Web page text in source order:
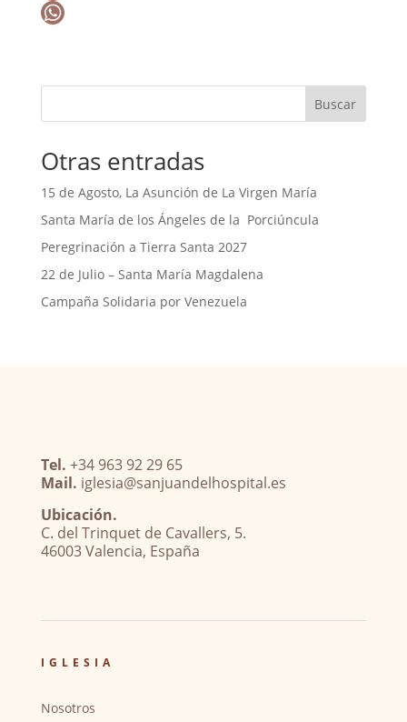
a
b
k
X
a
A
p
Buscar
Otras entradas
15 de Agosto, La Asunción de La Virgen María
Santa María de los Ángeles de la Porciúncula
Peregrinación a Tierra Santa 2027
22 de Julio – Santa María Magdalena
Campaña Solidaria por Venezuela
Tel. +34 963 92 29 65
Mail. iglesia@sanjuandelhospital.es
Ubicación.
C. del Trinquet de Cavallers, 5.
46003 Valencia, España
IGLESIA
Nosotros